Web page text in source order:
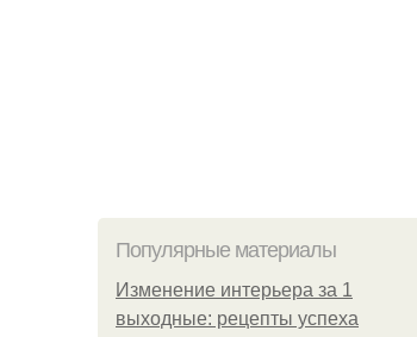
Популярные материалы
Изменение интерьера за 1
выходные: рецепты успеха